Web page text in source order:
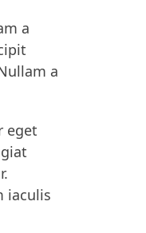
a
a
eget
iaculis